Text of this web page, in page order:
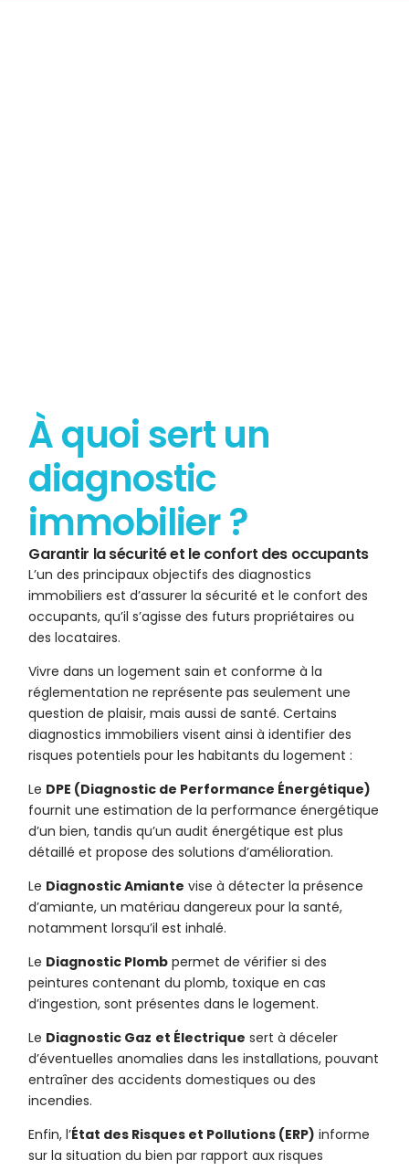
À quoi sert un
diagnostic
immobilier ?
Garantir la sécurité et le confort des occupants
L’un des principaux objectifs des diagnostics
immobiliers est d’assurer la sécurité et le confort des
occupants, qu’il s’agisse des futurs propriétaires ou
des locataires.
Vivre dans un logement sain et conforme à la
réglementation ne représente pas seulement une
question de plaisir, mais aussi de santé. Certains
diagnostics immobiliers visent ainsi à identifier des
risques potentiels pour les habitants du logement :
Le DPE (Diagnostic de Performance Énergétique)
fournit une estimation de la performance énergétique
d’un bien, tandis qu’un audit énergétique est plus
détaillé et propose des solutions d’amélioration.
Le Diagnostic Amiante vise à détecter la présence
d’amiante, un matériau dangereux pour la santé,
notamment lorsqu’il est inhalé.
Le Diagnostic Plomb permet de vérifier si des
peintures contenant du plomb, toxique en cas
d’ingestion, sont présentes dans le logement.
Le Diagnostic Gaz et Électrique sert à déceler
d’éventuelles anomalies dans les installations, pouvant
entraîner des accidents domestiques ou des
incendies.
Enfin, l’État des Risques et Pollutions (ERP) informe
sur la situation du bien par rapport aux risques